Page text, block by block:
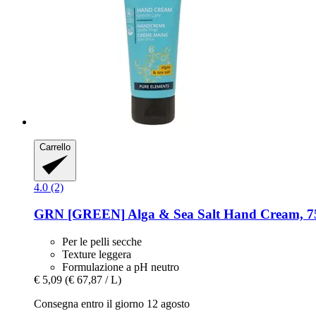
Carrello
4.0 (2)
GRN [GREEN] Alga & Sea Salt Hand Cream,
Per le pelli secche
Texture leggera
Formulazione a pH neutro
€ 5,09 (€ 67,87 / L)
Consegna entro il giorno 12 agosto